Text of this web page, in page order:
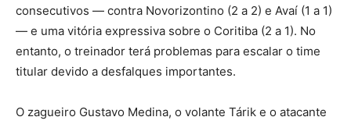
consecutivos — contra Novorizontino (2 a 2) e Avaí (1 a 1)
— e uma vitória expressiva sobre o Coritiba (2 a 1). No
entanto, o treinador terá problemas para escalar o time
titular devido a desfalques importantes.
O zagueiro Gustavo Medina, o volante Tárik e o atacante